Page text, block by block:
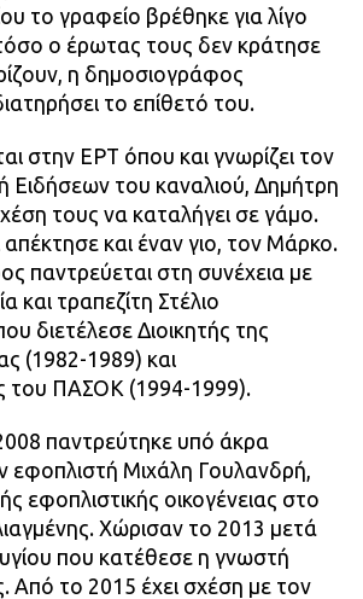
το γραφείο βρέθηκε για λίγο
ο έρωτας τους δεν κράτησε
η δημοσιογράφος
το επίθετό του.
στην ΕΡΤ όπου και γνωρίζει τον
Ειδήσεων του καναλιού, Δημήτρη
τους να καταλήγει σε γάμο.
απέκτησε και έναν γιο, τον Μάρκο.
παντρεύεται στη συνέχεια με
και τραπεζίτη Στέλιο
διετέλεσε Διοικητής της
(1982-1989) και
του ΠΑΣΟΚ (1994-1999).
παντρεύτηκε υπό άκρα
εφοπλιστή Μιχάλη Γουλανδρή,
εφοπλιστικής οικογένειας στο
Χώρισαν το 2013 μετά
που κατέθεσε η γνωστή
Από το 2015 έχει σχέση με τον